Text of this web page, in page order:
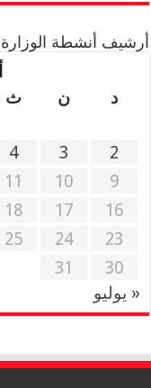
أرشيف أنشطة الوزارة
د
ن ث
2
3
4
9
10
11
16
17
18
23
24
25
30
31
« يوليو